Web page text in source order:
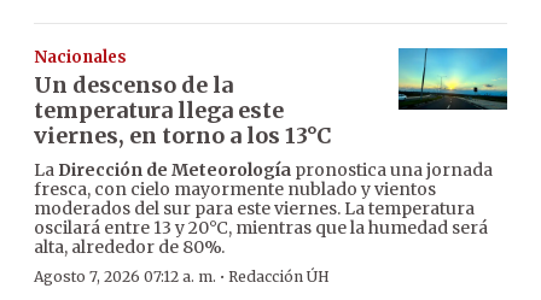
Nacionales
Un descenso de la
temperatura llega este
viernes, en torno a los 13°C
La Dirección de Meteorología pronostica una jornada
fresca, con cielo mayormente nublado y vientos
moderados del sur para este viernes. La temperatura
oscilará entre 13 y 20°C, mientras que la humedad será
alta, alrededor de 80%.
Agosto 7, 2026 07:12 a. m. · Redacción ÚH